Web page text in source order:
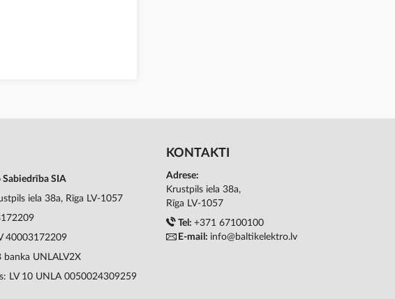
Sabiedrība SIA
iela 38a, Rīga LV-1057
40003172209
banka UNLALV2X
LV 10 UNLA 0050024309259
KONTAKTI
Adrese:
Krustpils iela 38a,
Rīga LV-1057
Tel: +371 67100100
E-mail: info@baltikelektro.lv